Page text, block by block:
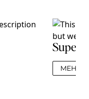
MEHR